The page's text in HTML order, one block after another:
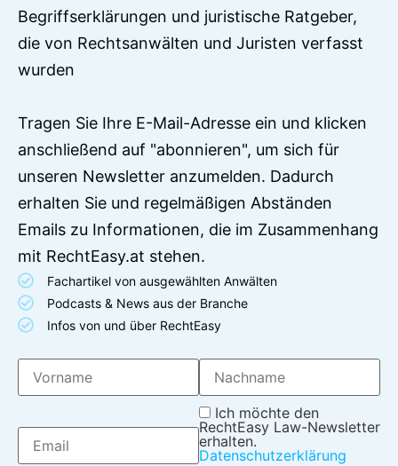
Begriffserklärungen und juristische Ratgeber,
die von Rechtsanwälten und Juristen verfasst
wurden
Tragen Sie Ihre E-Mail-Adresse ein und klicken
anschließend auf "abonnieren", um sich für
unseren Newsletter anzumelden. Dadurch
erhalten Sie und regelmäßigen Abständen
Emails zu Informationen, die im Zusammenhang
mit RechtEasy.at stehen.
Fachartikel von ausgewählten Anwälten
Podcasts & News aus der Branche
Infos von und über RechtEasy
Ich möchte den
RechtEasy Law-Newsletter
erhalten.
Datenschutzerklärung